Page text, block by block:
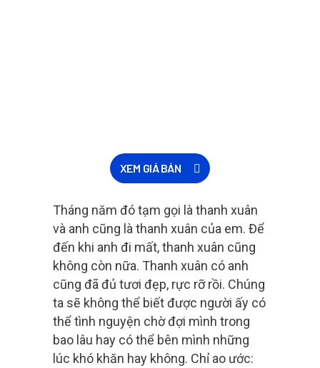
XEM GIÁ BÁN
Tháng năm đó tạm gọi là thanh xuân
và anh cũng là thanh xuân của em. Để
đến khi anh đi mất, thanh xuân cũng
không còn nữa. Thanh xuân có anh
cũng đã đủ tươi đẹp, rực rỡ rồi. Chúng
ta sẽ không thể biết được người ấy có
thể tình nguyện chờ đợi mình trong
bao lâu hay có thể bên mình những
lúc khó khăn hay không. Chỉ ao ước: